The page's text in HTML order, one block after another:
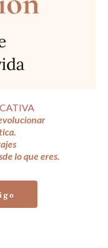
lo que eres.